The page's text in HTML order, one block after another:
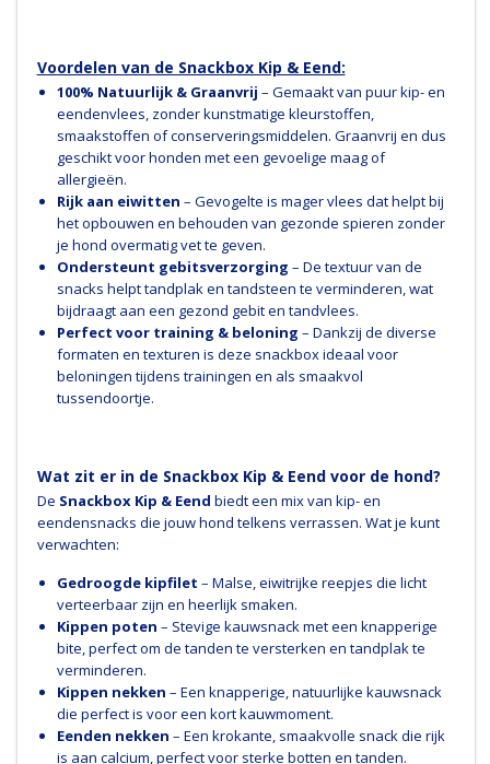
Voordelen van de Snackbox Kip & Eend:
100% Natuurlijk & Graanvrij – Gemaakt van puur kip- en
eendenvlees, zonder kunstmatige kleurstoffen,
smaakstoffen of conserveringsmiddelen. Graanvrij en dus
geschikt voor honden met een gevoelige maag of
allergieën.
Rijk aan eiwitten – Gevogelte is mager vlees dat helpt bij
het opbouwen en behouden van gezonde spieren zonder
je hond overmatig vet te geven.
Ondersteunt gebitsverzorging – De textuur van de
snacks helpt tandplak en tandsteen te verminderen, wat
bijdraagt aan een gezond gebit en tandvlees.
Perfect voor training & beloning – Dankzij de diverse
formaten en texturen is deze snackbox ideaal voor
beloningen tijdens trainingen en als smaakvol
tussendoortje.
Wat zit er in de Snackbox Kip & Eend voor de hond?
De Snackbox Kip & Eend biedt een mix van kip- en
eendensnacks die jouw hond telkens verrassen. Wat je kunt
verwachten:
Gedroogde kipfilet – Malse, eiwitrijke reepjes die licht
verteerbaar zijn en heerlijk smaken.
Kippen poten – Stevige kauwsnack met een knapperige
bite, perfect om de tanden te versterken en tandplak te
verminderen.
Kippen nekken – Een knapperige, natuurlijke kauwsnack
die perfect is voor een kort kauwmoment.
Eenden nekken – Een krokante, smaakvolle snack die rijk
is aan calcium, perfect voor sterke botten en tanden.